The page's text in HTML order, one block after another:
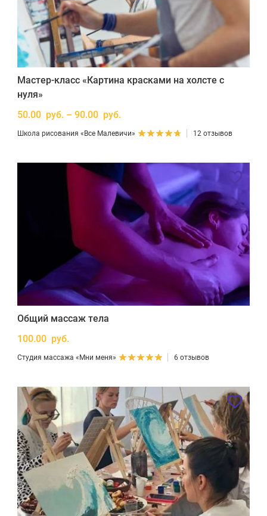
Мастер-класс «Картина красками на холсте с
нуля»
50.00 руб. – 90.00 руб.
Школа рисования «Все Малевичи» 12 отзывов
Общий массаж тела
100.00 руб.
Студия массажа «Мни меня» 6 отзывов